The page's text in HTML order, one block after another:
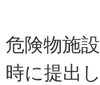
危険物施
時に提出